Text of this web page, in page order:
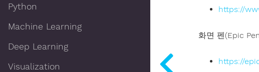
Python
Machine Learning
Deep Learning
Visualization
https://
화면 펜(Epic
https://